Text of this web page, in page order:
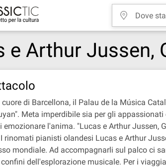
e Arthur Jussen,
di Barcellona, il Palau de la Música
Meta imperdibile sia per gli
emozionare l'anima. "Lucas e Arthur Jussen,
rinomati pianisti olandesi Lucas e Arthur
mondiale. Ad accompagnarli sul palco ci
dell'esplorazione musicale. Per i